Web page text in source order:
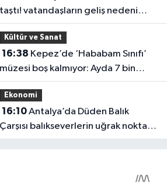
taştı! vatandaşların geliş nedeni
çıktı
Kültür ve Sanat
16:38
müzesi boş kalmıyor: Ayda 7 bin
Ekonomi
16:10Antalya’da Düden Balık
Çarşısı balıkseverlerin uğrak noktası